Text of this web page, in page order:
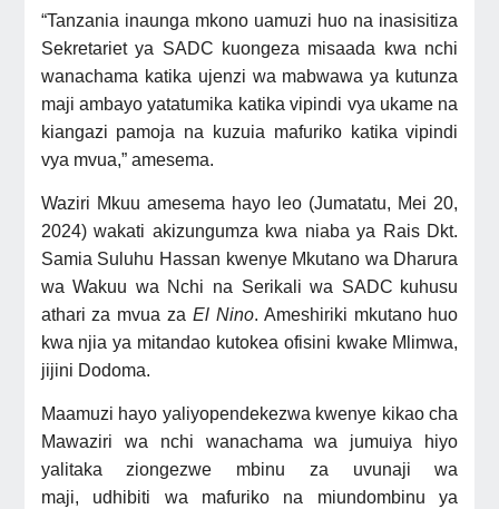
“Tanzania inaunga mkono uamuzi huo na inasisitiza
Sekretariet ya SADC kuongeza misaada kwa nchi
wanachama katika ujenzi wa mabwawa ya kutunza
maji ambayoyatatumika katika vipindi vya ukame na
kiangazi pamoja na kuzuia mafuriko katika vipindi
vya mvua,” amesema.
Waziri Mkuu amesema hayo leo (Jumatatu, Mei 20,
2024) wakati akizungumza kwa niaba ya Rais Dkt.
Samia Suluhu Hassan kwenye Mkutano wa Dharura
wa Wakuu wa Nchi na Serikali wa SADC kuhusu
athari za mvua za El Nino. Ameshiriki mkutano huo
kwa njia ya mitandao kutokea ofisini kwake Mlimwa,
jijini Dodoma.
Maamuzi hayo yaliyopendekezwa kwenye kikao cha
Mawaziri wa nchi wanachama wa jumuiya hiyo
yalitaka ziongezwe mbinu za uvunaji wa
maji, udhibiti wa mafuriko na miundombinu ya